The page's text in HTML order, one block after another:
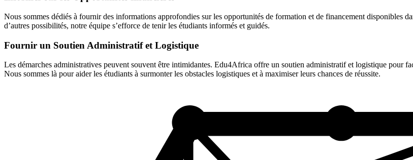
Nous sommes dédiés à fournir des informations approfondies sur les opportunités de formation et de financement disponibles
d’autres possibilités, notre équipe s’efforce de tenir les étudiants informés et guidés.
Fournir un Soutien Administratif et Logistique
Les démarches administratives peuvent souvent être intimidantes. Edu4Africa offre un soutien administratif et logistique pour
Nous sommes là pour aider les étudiants à surmonter les obstacles logistiques et à maximiser leurs chances de réussite.